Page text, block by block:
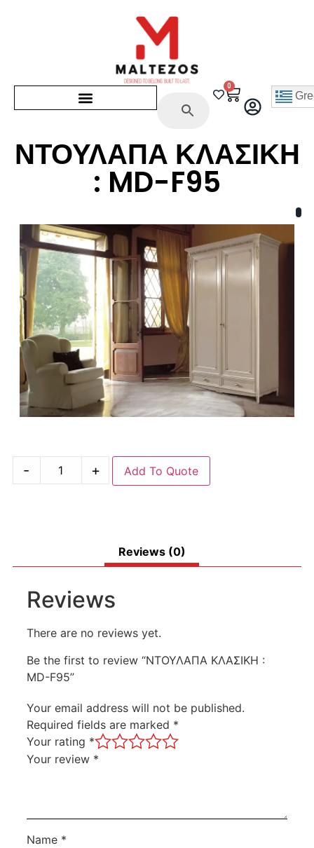
0
ΝΤΟΥΛΑΠΑ ΚΛΑΣΙΚΗ
: MD-F95
- + Add To Quote
Reviews (0)
Reviews
There are no reviews yet.
Be the first to review “ΝΤΟΥΛΑΠΑ ΚΛΑΣΙΚΗ :
MD-F95”
Your email address will not be published.
Required fields are marked *
Your rating *
Your review *
Name *